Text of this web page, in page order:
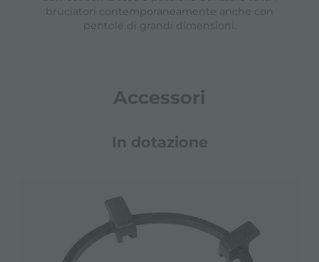
bruciatori contemporaneamente anche con
pentole di grandi dimensioni.
Accessori
In dotazione